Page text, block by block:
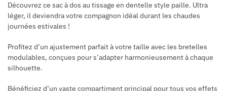
Découvrez ce sac à dos au tissage en dentelle style paille. Ultra
léger, il deviendra votre compagnon idéal durant les chaudes
journées estivales !
Profitez d’un ajustement parfait à votre taille avec les bretelles
modulables, conçues pour s’adapter harmonieusement à chaque
silhouette.
Bénéficiez d’un vaste compartiment principal pour tous vos effets